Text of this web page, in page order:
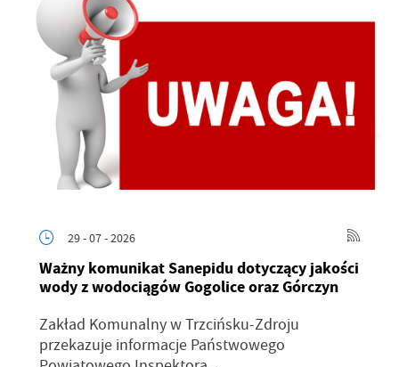
29 - 07 - 2026
Ważny komunikat Sanepidu dotyczący jakości
wody z wodociągów Gogolice oraz Górczyn
Zakład Komunalny w Trzcińsku-Zdroju
przekazuje informacje Państwowego